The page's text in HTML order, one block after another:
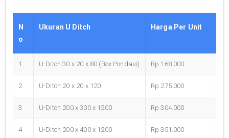
N
o
Ukuran U Ditch Harga Per Unit
1 U-Ditch 30 x 20 x 80 (Box Pondasi) Rp 168.000
2 U-Ditch 20 x 20 x 120 Rp 275.000
3 U-Ditch 200 x 300 x 1200 Rp 304.000
4 U-Ditch 200 x 400 x 1200 Rp 351.000